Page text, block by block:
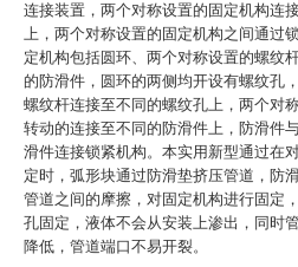
连接装置，两个对称设置的固定机构连
上，两个对称设置的固定机构之间通过
定机构包括圆环、两个对称设置的螺纹
的防滑件，圆环的两侧均开设有螺纹孔
螺纹杆连接至不同的螺纹孔上，两个对
转动的连接至不同的防滑件上，防滑件
滑件连接锁紧机构。本实用新型通过在
定时，弧形块通过防滑垫挤压管道，防
管道之间的摩擦，对固定机构进行固定
孔固定，液体不会从安装上渗出，同时
降低，管道端口不易开裂。